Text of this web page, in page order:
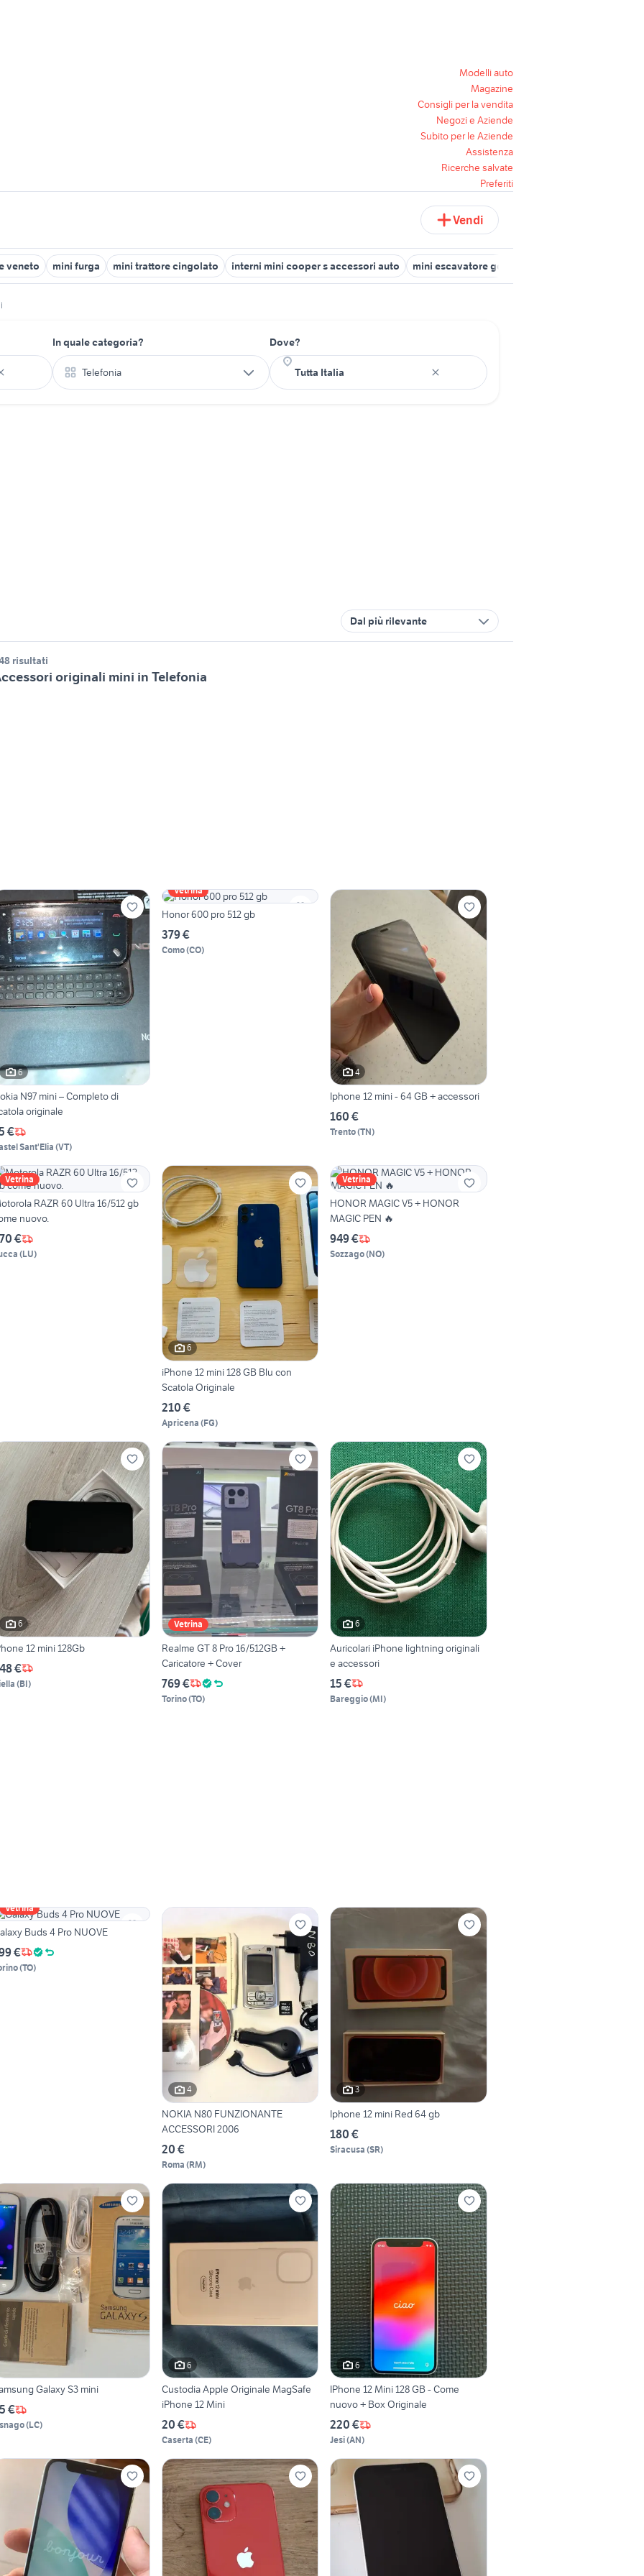
Modelli auto
Magazine
Consigli per la vendita
Negozi e Aziende
Subito per le Aziende
Assistenza
Ricerche salvate
Preferiti
Vendi
veneto mini furga mini trattore cingolato interni mini cooper s accessori auto mini escavatore gommato
In quale categoria?
Telefonia
Dove?
Dal più rilevante
risultati
originali mini in Telefonia
6
N97 mini – Completo di
originale
€
Sant'Elia (VT)
Vetrina
Honor 600 pro 512 gb
379 €
Como(CO)
4
Iphone 12 mini - 64 GB + accessori
160 €
Trento(TN)
Vetrina
RAZR 60 Ultra 16/512 gb
nuovo.
€
(LU)
6
iPhone 12 mini 128 GB Blu con
Scatola Originale
210 €
Apricena (FG)
Vetrina
HONOR MAGIC V5 + HONOR
MAGIC PEN 🔥
949 €
Sozzago(NO)
6
12 mini 128Gb
€
(BI)
Vetrina
Realme GT 8 Pro 16/512GB +
Caricatore + Cover
769 €
Torino(TO)
6
Auricolari iPhone lightning originali
e accessori
15 €
Bareggio(MI)
Vetrina
Buds 4 Pro NUOVE
€
(TO)
4
NOKIA N80 FUNZIONANTE
ACCESSORI 2006
20 €
Roma (RM)
3
Iphone 12 mini Red 64 gb
180 €
Siracusa (SR)
Galaxy S3 mini
€
(LC)
6
Custodia Apple Originale MagSafe
iPhone 12 Mini
20 €
Caserta (CE)
6
IPhone 12 Mini 128 GB - Come
nuovo + Box Originale
220 €
Jesi(AN)